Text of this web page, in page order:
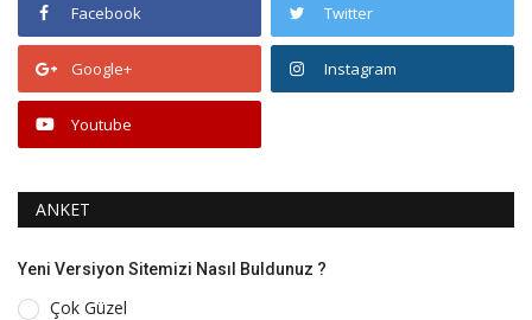
Facebook Twitter
Google+ Instagram
Youtube
ANKET
Yeni Versiyon Sitemizi Nasıl Buldunuz ?
Çok Güzel